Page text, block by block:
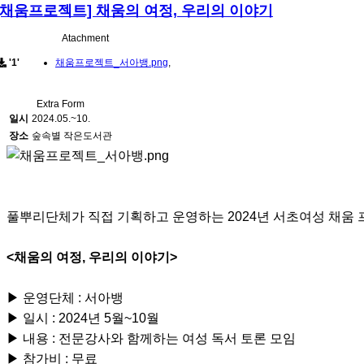
움프로젝트] 채움의 여정, 우리의 이야기
Atachment
'1' 채움프로젝트_서아뱅.png,
Extra Form
일시 2024.05.~10.
장소 숲속별 작은도서관
풀뿌리단체가 직접 기획하고 운영하는 2024년 서초여성 채움
<채움의 여정, 우리의 이야기>
▶ 운영단체 : 서아뱅
▶ 일시 : 2024년 5월~10월
▶ 내용 : 전문강사와 함께하는 여성 독서 토론 모임
▶ 참가비 : 무료